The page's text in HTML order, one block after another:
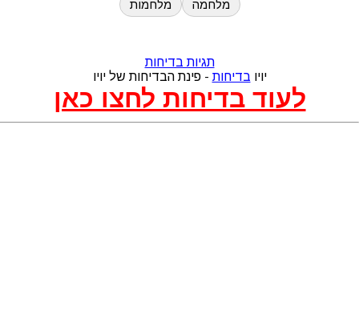
מלחמה מלחמות
תגיות בדיחות
יויו בדיחות- פינת הבדיחות של יויו
לעוד בדיחות לחצו כאן